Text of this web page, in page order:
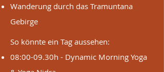
Wanderung durch das Tramuntana
Gebirge
So könnte ein Tag aussehen:
​08:00-09.30h - Dynamic Morning Yoga